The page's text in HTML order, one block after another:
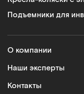
Подъемники для
О компании
Наши эксперты
Контакты